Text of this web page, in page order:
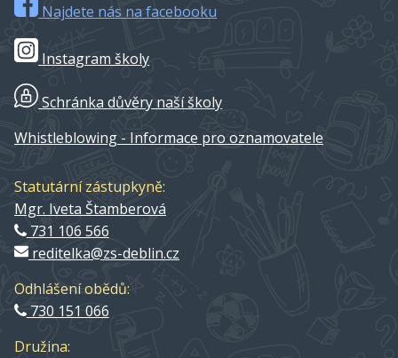
Najdete nás na facebooku
Instagram školy
Schránka důvěry naší školy
Whistleblowing - Informace pro oznamovatele
Statutární zástupkyně:
Mgr. Iveta Štamberová
731 106 566
reditelka@zs-deblin.cz
Odhlášení obědů:
730 151 066
Družina: